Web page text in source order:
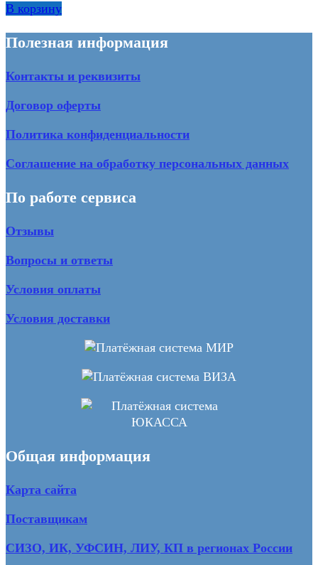
В корзину
Полезная информация
Контакты и реквизиты
Договор оферты
Политика конфиденциальности
Соглашение на обработку персональных данных
По работе сервиса
Отзывы
Вопросы и ответы
Условия оплаты
Условия доставки
Общая информация
Карта сайта
Поставщикам
СИЗО, ИК, УФСИН, ЛИУ, КП в регионах России